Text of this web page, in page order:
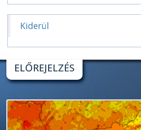
Kiderül
ELŐREJELZÉS